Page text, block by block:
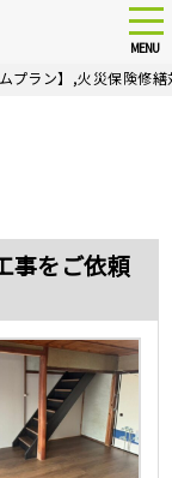
MENU
プラン】,火災保険修繕
事をご依頼